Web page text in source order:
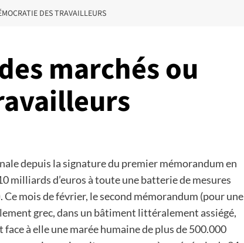
DES TRAVAILLEURS
marchés ou
depuis la signature du premier mémorandum en
milliards d’euros à toute une batterie de mesures
mois de février, le second mémorandum (pour une
grec, dans un bâtiment littéralement assiégé,
à elle une marée humaine de plus de 500.000